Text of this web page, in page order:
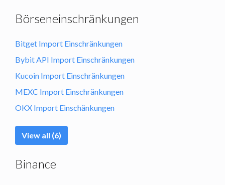
Börseneinschränkungen
Bitget Import Einschränkungen
Bybit API Import Einschränkungen
Kucoin Import Einschränkungen
MEXC Import Einschränkungen
OKX Import Einschänkungen
View all (6)
Binance